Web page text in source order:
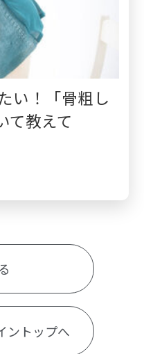
い！「骨粗し
て教えて
ントップへ